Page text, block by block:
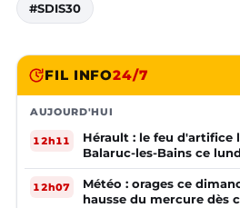
#SDIS30
FIL INFO24/7
AUJOURD'HUI
12h11
Hérault : le feu d'artifice
Balaruc-les-Bains ce
12h07
Météo : orages ce
hausse du mercure dès